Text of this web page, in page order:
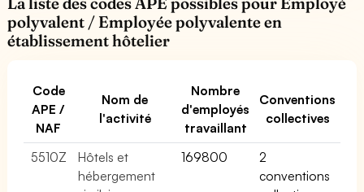
polyvalent / Employée polyvalente en
établissement hôtelier
Code
APE /
NAF
Nom de
l'activité
Nombre
d'employés
travaillant
Conventions
collectives
5510Z
Hôtels et
hébergement
169800
2
conventions